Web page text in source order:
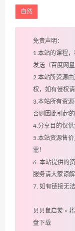
自然
免责声明：
1.本站的课程
发送（百度网
2.本站所资源
权，如有侵权
3.本站所有资源
否则因此引起
4.分享目的仅
5.本站资源售
需！
6. 本站提供的
服务请大家谅解
7. 如有链接无
贝贝鼠启蒙 »
盘下载